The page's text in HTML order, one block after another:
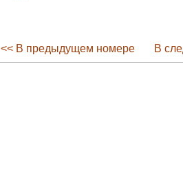
<< В предыдущем номере В